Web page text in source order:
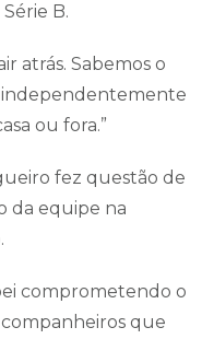
B.
atrás. Sabemos o
independentemente
ou fora.”
fez questão de
da equipe na
comprometendo o
companheiros que